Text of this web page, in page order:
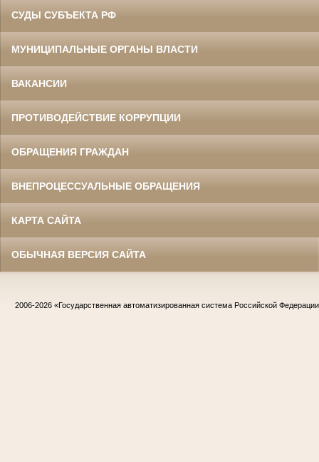
СУДЫ СУБЪЕКТА РФ
МУНИЦИПАЛЬНЫЕ ОРГАНЫ ВЛАСТИ
ВАКАНСИИ
ПРОТИВОДЕЙСТВИЕ КОРРУПЦИИ
ОБРАЩЕНИЯ ГРАЖДАН
ВНЕПРОЦЕССУАЛЬНЫЕ ОБРАЩЕНИЯ
КАРТА САЙТА
ОБЫЧНАЯ ВЕРСИЯ САЙТА
2006-2026 «Государственная автоматизированная система Российской